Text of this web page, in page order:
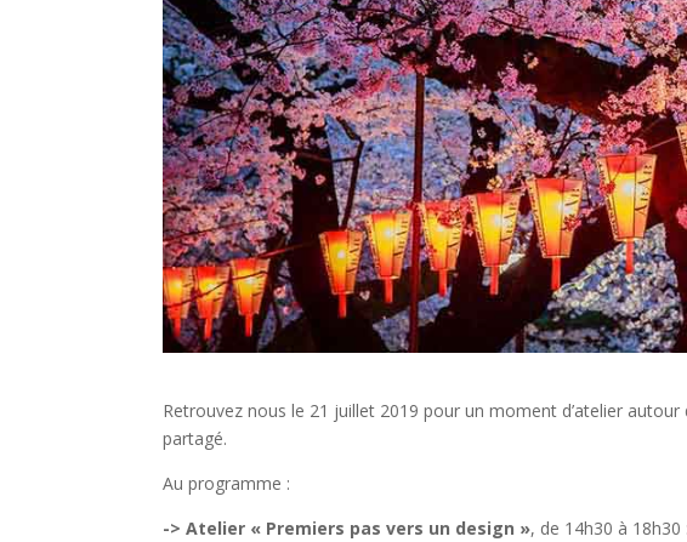
Retrouvez nous le 21 juillet 2019 pour un moment d’atelier
partagé.
Au programme :
-> Atelier « Premiers pas vers un design », de 14h30 à